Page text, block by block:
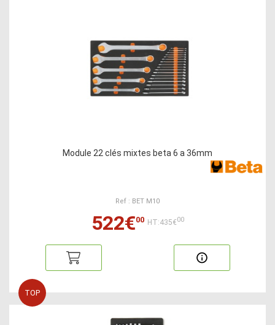
Module 22 clés mixtes beta 6 a 36mm
Ref : BET M10
522€00 HT:435€00
TOP